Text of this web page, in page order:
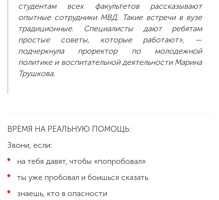
студентам всех факультетов рассказывают
опытные сотрудники МВД. Такие встречи в вузе
традиционные. Специалисты дают ребятам
простые советы, которые работают», —
подчеркнула проректор по молодежной
политике и воспитательной деятельности Марина
Трушкова.
ВРЕМЯ НА РЕАЛЬНУЮ ПОМОЩЬ:
Звони, если:
на тебя давят, чтобы «попробовал»
ты уже пробовал и боишься сказать
знаешь, кто в опасности